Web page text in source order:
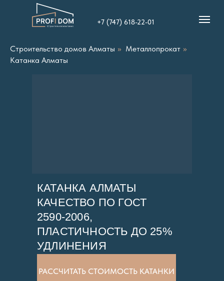
+7 (747) 618-22-01
Строительство домов Алматы » Металлопрокат »
Катанка Алматы
КАТАНКА АЛМАТЫ
КАЧЕСТВО ПО ГОСТ
2590-2006,
ПЛАСТИЧНОСТЬ ДО 25%
УДЛИНЕНИЯ
РАССЧИТАТЬ СТОИМОСТЬ КАТАНКИ